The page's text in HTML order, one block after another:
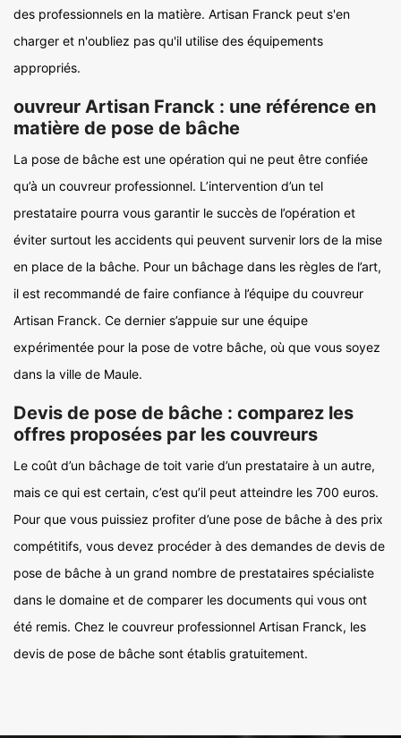
des professionnels en la matière. Artisan Franck peut s'en
charger et n'oubliez pas qu'il utilise des équipements
appropriés.
ouvreur Artisan Franck : une référence en
matière de pose de bâche
La pose de bâche est une opération qui ne peut être confiée
qu’à un couvreur professionnel. L’intervention d’un tel
prestataire pourra vous garantir le succès de l’opération et
éviter surtout les accidents qui peuvent survenir lors de la mise
en place de la bâche. Pour un bâchage dans les règles de l’art,
il est recommandé de faire confiance à l’équipe du couvreur
Artisan Franck. Ce dernier s’appuie sur une équipe
expérimentée pour la pose de votre bâche, où que vous soyez
dans la ville de Maule.
Devis de pose de bâche : comparez les
offres proposées par les couvreurs
Le coût d’un bâchage de toit varie d’un prestataire à un autre,
mais ce qui est certain, c’est qu’il peut atteindre les 700 euros.
Pour que vous puissiez profiter d’une pose de bâche à des prix
compétitifs, vous devez procéder à des demandes de devis de
pose de bâche à un grand nombre de prestataires spécialiste
dans le domaine et de comparer les documents qui vous ont
été remis. Chez le couvreur professionnel Artisan Franck, les
devis de pose de bâche sont établis gratuitement.